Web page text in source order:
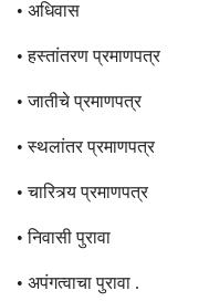
• अधिवास
• हस्तांतरण प्रमाणपत्र
• जातीचे प्रमाणपत्र
• स्थलांतर प्रमाणपत्र
• चारित्र्य प्रमाणपत्र
• निवासी पुरावा
• अपंगत्वाचा पुरावा .